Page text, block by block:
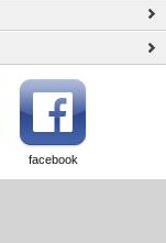
facebook